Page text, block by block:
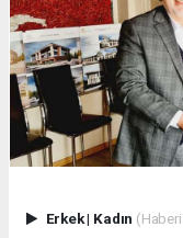
Erkek| Kadın